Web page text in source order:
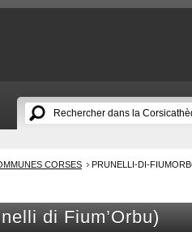
CORSES
PRUNELLI-DI-
di Fium’Orbu)